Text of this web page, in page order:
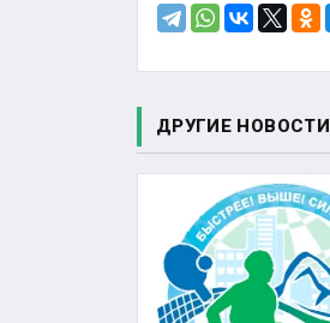
ДРУГИЕ НОВОСТИ